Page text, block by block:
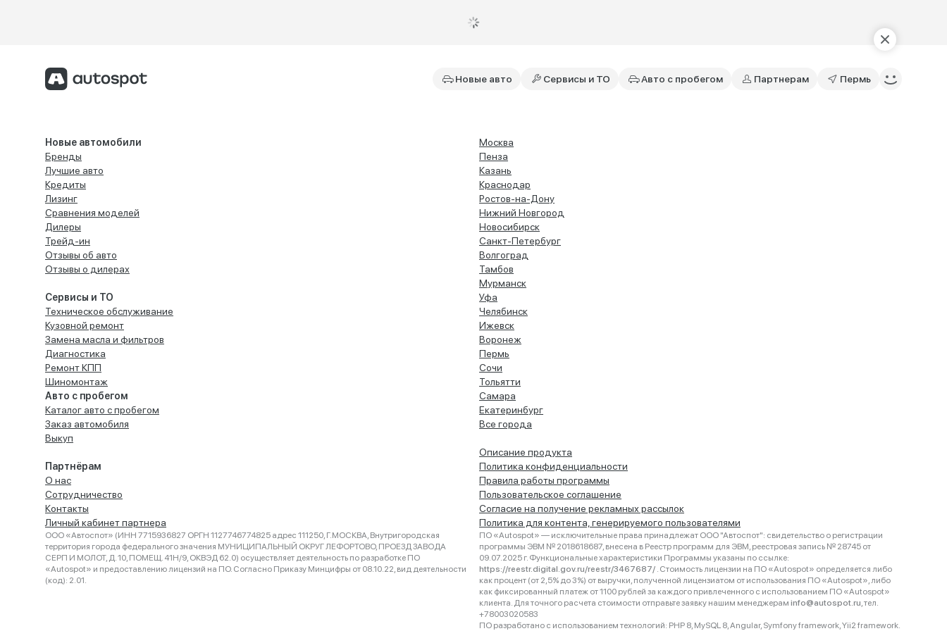
Новые авто Сервисы и ТО Авто с пробегом Партнерам Пермь
Новые автомобили
Бренды
Лучшие авто
Кредиты
Лизинг
Сравнения моделей
Дилеры
Трейд-ин
Отзывы об авто
Отзывы о дилерах
Сервисы и ТО
Техническое обслуживание
Кузовной ремонт
Замена масла и фильтров
Диагностика
Ремонт КПП
Шиномонтаж
Авто с пробегом
Каталог авто с пробегом
Заказ автомобиля
Выкуп
Партнёрам
О нас
Сотрудничество
Контакты
Личный кабинет партнера
Москва
Пенза
Казань
Краснодар
Ростов-на-Дону
Нижний Новгород
Новосибирск
Санкт-Петербург
Волгоград
Тамбов
Мурманск
Уфа
Челябинск
Ижевск
Воронеж
Пермь
Сочи
Тольятти
Самара
Екатеринбург
Все города
Описание продукта
Политика конфиденциальности
Правила работы программы
Пользовательское соглашение
Согласие на получение рекламных рассылок
Политика для контента, генерируемого пользователями
ООО «Автоспот» (ИНН 7715936827 ОРГН 1127746774825 адрес 111250, Г.МОСКВА, Внутригородская
территория города федерального значения МУНИЦИПАЛЬНЫЙ ОКРУГ ЛЕФОРТОВО, ПРОЕЗД ЗАВОДА
СЕРП И МОЛОТ, Д. 10, ПОМЕЩ. 41Н/9, ОКВЭД 62.0) осуществляет деятельность по разработке ПО
«Autospot» и предоставлению лицензий на ПО. Согласно Приказу Минцифры от 08.10.22, вид деятельности
(код): 2.01.
ПО «Autospot» — исключительные права принадлежат ООО "Автоспот": свидетельство о регистрации
программы ЭВМ № 2018618687, внесена в Реестр программ для ЭВМ, реестровая запись № 28745 от
09.07.2025 г. Функциональные характеристики Программы указаны по ссылке:
https://reestr.digital.gov.ru/reestr/3467687/ . Стоимость лицензии на ПО «Autospot» определяется либо
как процент (от 2,5% до 3%) от выручки, полученной лицензиатом от использования ПО «Autospot», либо
как фиксированный платеж от 1100 рублей за каждого привлеченного с использованием ПО «Autospot»
клиента. Для точного расчета стоимости отправьте заявку нашим менеджерам info@autospot.ru, тел.
+78003020583
ПО разработано с использованием технологий: PHP 8, MySQL 8, Angular, Symfony framework, Yii2 framework.